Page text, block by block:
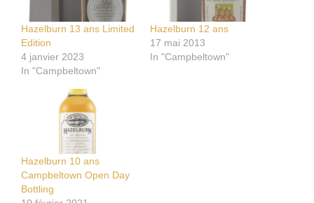
Hazelburn 13 ans Limited
Edition
4 janvier 2023
In "Campbeltown"
Hazelburn 12 ans
17 mai 2013
In "Campbeltown"
Hazelburn 10 ans
Campbeltown Open Day
Bottling